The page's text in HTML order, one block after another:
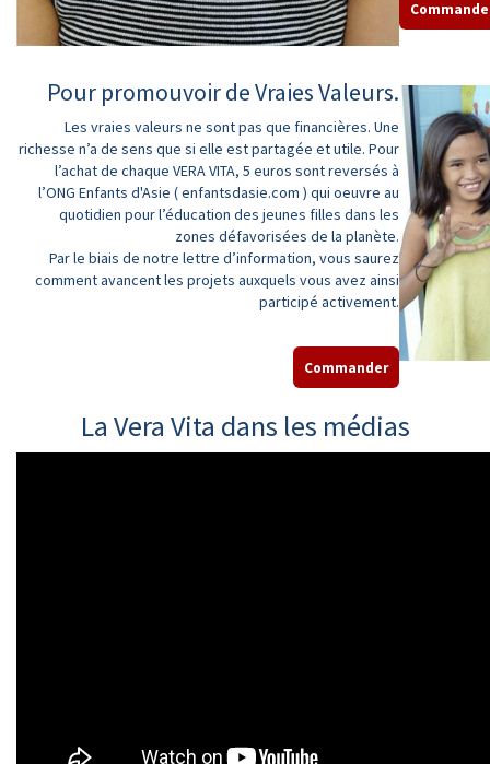
Pour promouvoir de Vraies Valeurs.
Les vraies valeurs ne sont pas que financières. Une
richesse n’a de sens que si elle est partagée et utile. Pour
l’achat de chaque VERA VITA, 5 euros sont reversés à
l’ONG Enfants d'Asie ( enfantsdasie.com ) qui oeuvre au
quotidien pour l’éducation des jeunes filles dans les
zones défavorisées de la planète.
Par le biais de notre lettre d’information, vous saurez
comment avancent les projets auxquels vous avez ainsi
participé activement.
Commander
La Vera Vita dans les médias